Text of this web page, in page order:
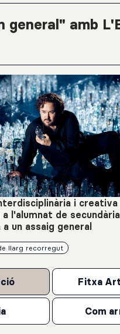
general" amb
i creativa
l'alumnat de
un assaig general
llarg recorregut
Fitxa
Com